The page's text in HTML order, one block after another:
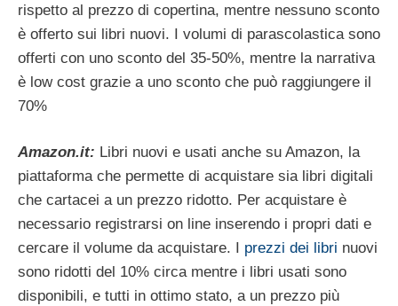
rispetto al prezzo di copertina, mentre nessuno sconto
è offerto sui libri nuovi. I volumi di parascolastica sono
offerti con uno sconto del 35-50%, mentre la narrativa
è low cost grazie a uno sconto che può raggiungere il
70%
Amazon.it: Libri nuovi e usati anche su Amazon, la
piattaforma che permette di acquistare sia libri digitali
che cartacei a un prezzo ridotto. Per acquistare è
necessario registrarsi on line inserendo i propri dati e
cercare il volume da acquistare. I prezzi dei libri nuovi
sono ridotti del 10% circa mentre i libri usati sono
disponibili, e tutti in ottimo stato, a un prezzo più